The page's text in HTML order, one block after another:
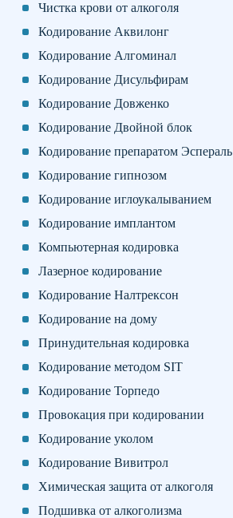
Чистка крови от алкоголя
Кодирование Аквилонг
Кодирование Алгоминал
Кодирование Дисульфирам
Кодирование Довженко
Кодирование Двойной блок
Кодирование препаратом Эспераль
Кодирование гипнозом
Кодирование иглоукалыванием
Кодирование имплантом
Компьютерная кодировка
Лазерное кодирование
Кодирование Налтрексон
Кодирование на дому
Принудительная кодировка
Кодирование методом SIT
Кодирование Торпедо
Провокация при кодировании
Кодирование уколом
Кодирование Вивитрол
Химическая защита от алкоголя
Подшивка от алкоголизма